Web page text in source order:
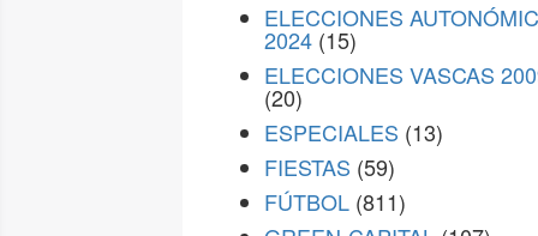
ELECCIONES
2024 (15)
ELECCIONES VASCAS
(20)
ESPECIALES (13)
FIESTAS (59)
FÚTBOL (811)